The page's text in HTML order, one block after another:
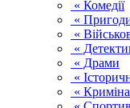
« Комедії
«
«
«
« Драми
«
«